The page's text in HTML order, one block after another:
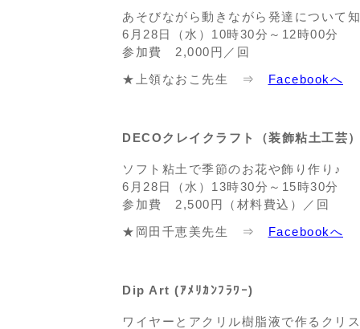
あそびながら動きながら発達について
6月28日（水）10時30分～12時00分
参加費 2,000円／回
★上領なおこ先生 ⇒ Facebookへ
DECOクレイクラフト（装飾粘土工芸）
ソフト粘土で季節のお花や飾り作り♪
6月28日（水）13時30分～15時30分
参加費 2,500円（材料費込）／回
★岡田千恵美先生 ⇒ Facebookへ
Dip Art (ｱﾒﾘｶﾝﾌﾗﾜｰ)
ワイヤーとアクリル樹脂液で作るクリス